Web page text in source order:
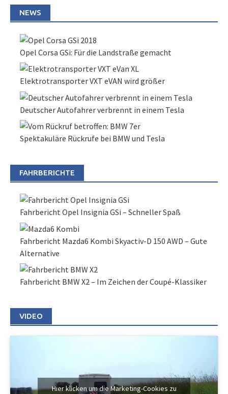
NEWS
Opel Corsa GSi: Für die Landstraße gemacht
Elektrotransporter VXT eVAN wird größer
Deutscher Autofahrer verbrennt in einem Tesla
Spektakuläre Rückrufe bei BMW und Tesla
FAHRBERICHTE
Fahrbericht Opel Insignia GSi – Schneller Spaß
Fahrbericht Mazda6 Kombi Skyactiv-D 150 AWD – Gute
Alternative
Fahrbericht BMW X2 – Im Zeichen der Coupé-Klassiker
VIDEO
Hier klicken um die Marketing-Cookies zu